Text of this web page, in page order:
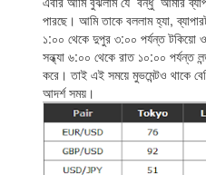
পারছে। আমি তাকে বললাম হ্যা,
১:০০ থেকে দুপুর ৩:০০ পর্যন্ত টকিয়ো
সন্ধ্যা ৬:০০ থেকে রাত ১০:০০ পর্যন্ত
করে। তাই এই সময়ে মুভমেন্টও থাকে
আদর্শ সময়।